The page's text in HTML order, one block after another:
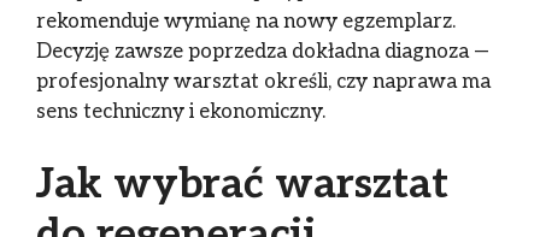
rekomenduje wymianę na nowy egzemplarz.
Decyzję zawsze poprzedza dokładna diagnoza —
profesjonalny warsztat określi, czy naprawa ma
sens techniczny i ekonomiczny.
Jak wybrać warsztat